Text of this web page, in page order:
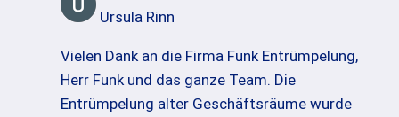
Ursula Rinn
Vielen Dank an die Firma Funk Entrümpelung,
Herr Funk und das ganze Team. Die
Entrümpelung alter Geschäftsräume wurde